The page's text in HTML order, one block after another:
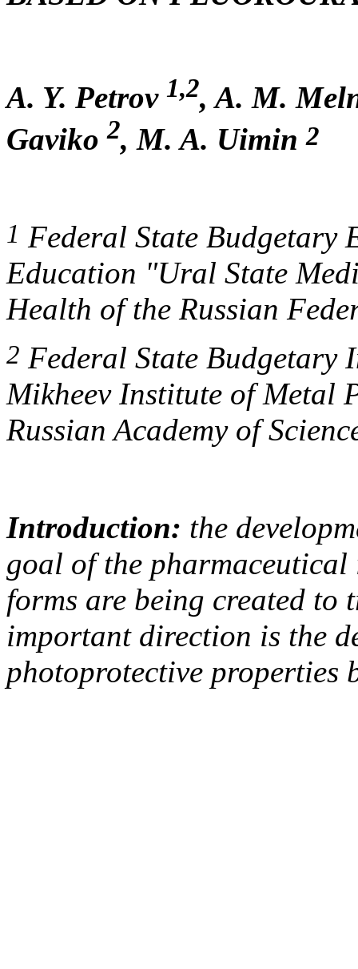
A. Y. Petrov 1,2, A. M.
Gaviko2, M. A. Uimin2
1 Federal State
Education "Ural State
Health of the Russian
2 Federal State Budgetary
Mikheev Institute of Metal
Russian Academy of
Introduction: the
goal of the pharmaceutical
forms are being created to
important direction is the
photoprotective properties